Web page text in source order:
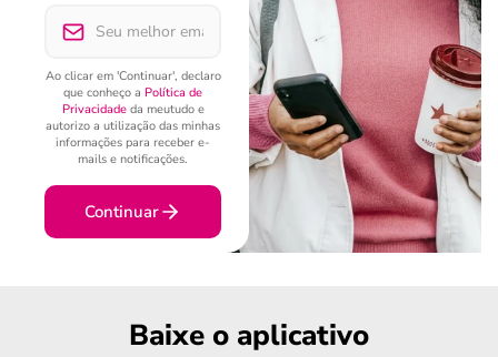
Ao clicar em 'Continuar', declaro
que conheço a Política de
Privacidadeda meutudo e
autorizo a utilização das minhas
informações para receber e-
mails e notificações.
Continuar
Baixe o aplicativo